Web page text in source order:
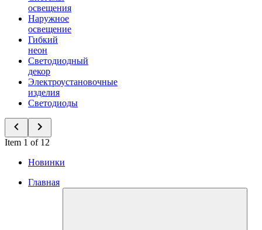
освещения
Наружное
освещение
Гибкий
неон
Светодиодный
декор
Электроустановочные
изделия
Светодиоды
Item 1 of 12
Новинки
Главная